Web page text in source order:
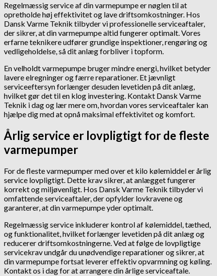
Regelmæssig service af din varmepumpe er nøglen til at
opretholde høj effektivitet og lave driftsomkostninger. Hos
Dansk Varme Teknik tilbyder vi professionelle serviceaftaler,
der sikrer, at din varmepumpe altid fungerer optimalt. Vores
erfarne teknikere udfører grundige inspektioner, rengøring og
vedligeholdelse, så dit anlæg forbliver i topform.
En velholdt varmepumpe bruger mindre energi, hvilket betyder
lavere elregninger og færre reparationer. Et jævnligt
serviceeftersyn forlænger desuden levetiden på dit anlæg,
hvilket gør det til en klog investering. Kontakt Dansk Varme
Teknik i dag og lær mere om, hvordan vores serviceaftaler kan
hjælpe dig med at opnå maksimal effektivitet og komfort.
Årlig service er lovpligtigt for de fleste
varmepumper
For de fleste varmepumper med over et kilo kølemiddel er årlig
service lovpligtigt. Dette krav sikrer, at anlægget fungerer
korrekt og miljøvenligt. Hos Dansk Varme Teknik tilbyder vi
omfattende serviceaftaler, der opfylder lovkravene og
garanterer, at din varmepumpe yder optimalt.
Regelmæssig service inkluderer kontrol af kølemiddel, tæthed,
og funktionalitet, hvilket forlænger levetiden på dit anlæg og
reducerer driftsomkostningerne. Ved at følge de lovpligtige
servicekrav undgår du unødvendige reparationer og sikrer, at
din varmepumpe fortsat leverer effektiv opvarmning og køling.
Kontakt os i dag for at arrangere din årlige serviceaftale.